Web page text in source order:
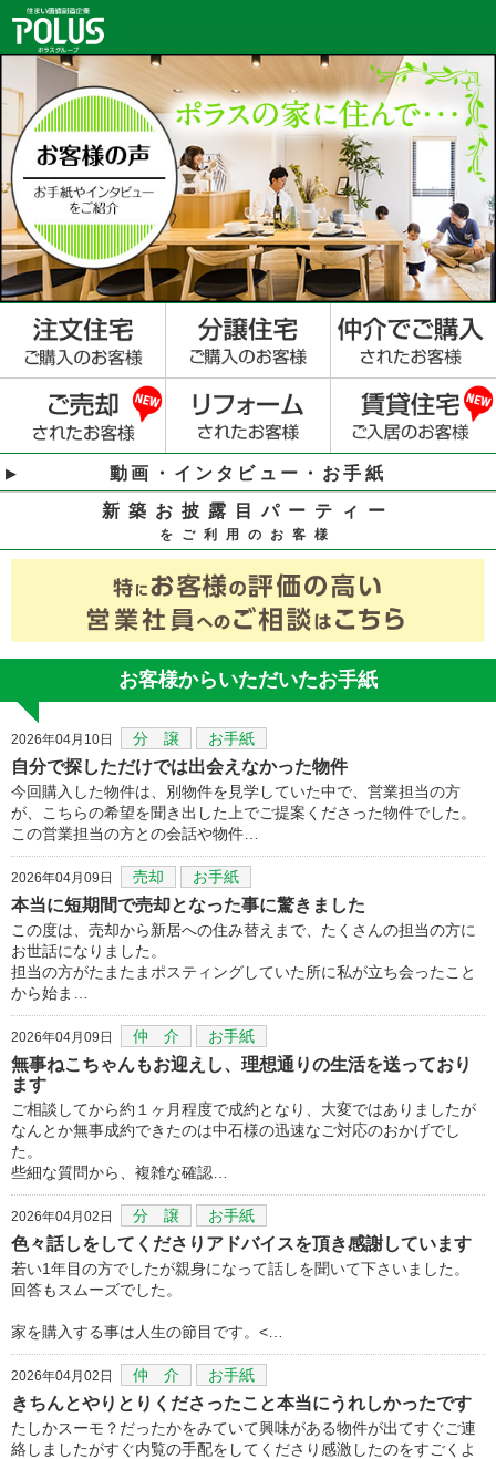
動画・インタビュー・お手紙
新築お披露目パーティー
をご利用のお客様
お客様からいただいたお手紙
2026年04月10日 分 譲 お手紙
自分で探しただけでは出会えなかった物件
今回購入した物件は、別物件を見学していた中で、営業担当の方
が、こちらの希望を聞き出した上でご提案くださった物件でした。
この営業担当の方との会話や物件…
2026年04月09日 売却 お手紙
本当に短期間で売却となった事に驚きました
この度は、売却から新居への住み替えまで、たくさんの担当の方に
お世話になりました。
担当の方がたまたまポスティングしていた所に私が立ち会ったこと
から始ま…
2026年04月09日 仲 介 お手紙
無事ねこちゃんもお迎えし、理想通りの生活を送っており
ます
ご相談してから約１ヶ月程度で成約となり、大変ではありましたが
なんとか無事成約できたのは中石様の迅速なご対応のおかげでし
た。
些細な質問から、複雑な確認…
2026年04月02日 分 譲 お手紙
色々話しをしてくださりアドバイスを頂き感謝しています
若い1年目の方でしたが親身になって話しを聞いて下さいました。
回答もスムーズでした。
家を購入する事は人生の節目です。<…
2026年04月02日 仲 介 お手紙
きちんとやりとりくださったこと本当にうれしかったです
たしかスーモ？だったかをみていて興味がある物件が出てすぐご連
絡しましたがすぐ内覧の手配をしてくださり感激したのをすごくよ